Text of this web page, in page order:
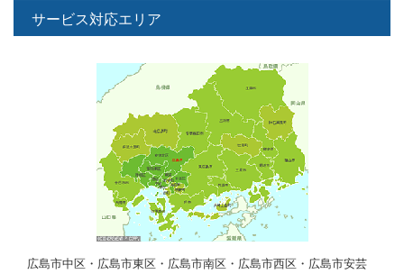
サービス対応エリア
広島市中区・広島市東区・広島市南区・広島市西区・広島市安芸